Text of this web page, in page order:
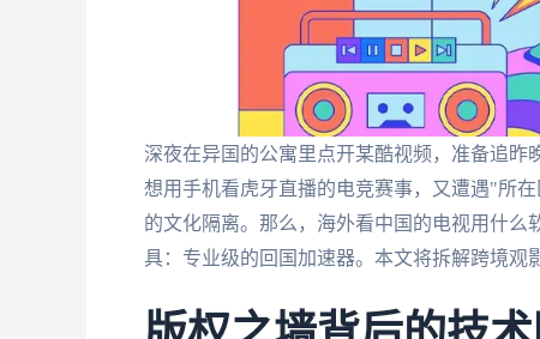
深夜在异国的公寓里点开某酷视频，准备追昨
想用手机看虎牙直播的电竞赛事，又遭遇"所
的文化隔离。那么，海外看中国的电视用什
具：专业级的回国加速器。本文将拆解跨境观